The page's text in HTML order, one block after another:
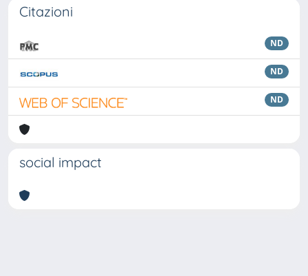
Citazioni
ND
ND
ND
social impact